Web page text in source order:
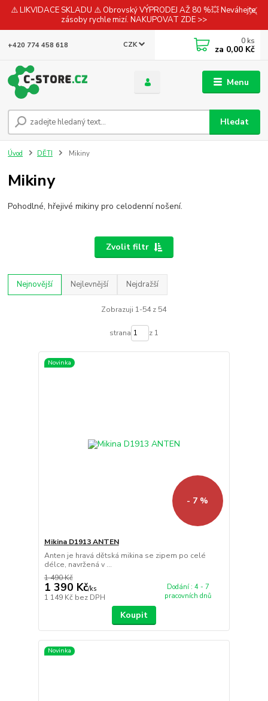
⚠️ LIKVIDACE SKLADU ⚠️ Obrovský VÝPRODEJ AŽ 80 %💥 Neváhejte,
zásoby rychle mizí. NAKUPOVAT ZDE >>
Menu
CZK
Hledat
+420 774 458 618 0 ks
za 0,00 Kč
Úvod DĚTI Mikiny
Mikiny
Pohodlné, hřejivé mikiny pro celodenní nošení.
Zvolit filtr
Nejnovější Nejlevnější Nejdražší
Zobrazuji 1-54 z 54
strana z 1
Novinka
- 7 %
Mikina D1913 ANTEN
Anten je hravá dětská mikina se zipem po celé
délce, navržená v ...
1 490 Kč
1 390 Kč/ks
1 149 Kč bez DPH
Dodání : 4 - 7
pracovních dnů
Koupit
Novinka